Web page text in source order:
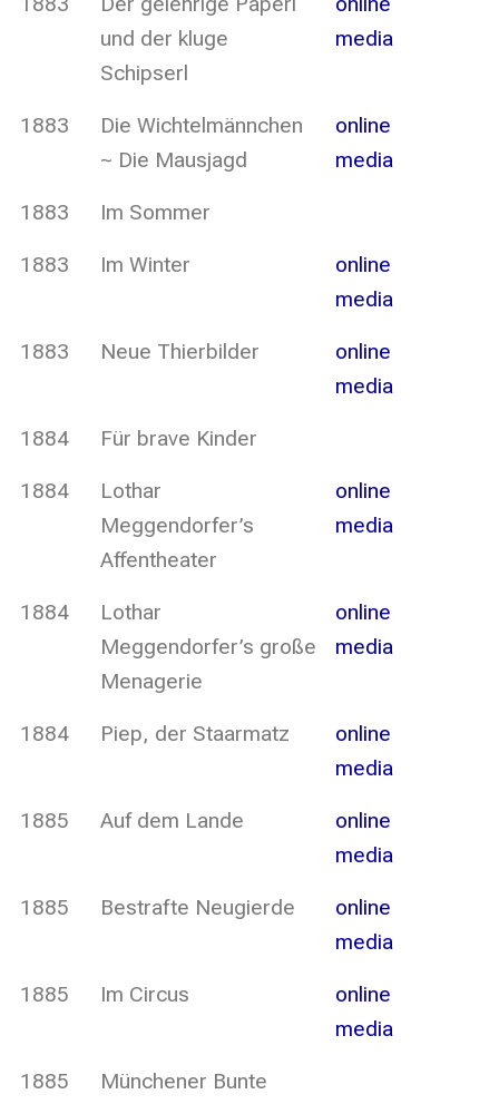
und der kluge
Schipserl
media
1883
Die Wichtelmännchen
~ Die Mausjagd
online
media
1883 Im Sommer
1883 Im Winter
online
media
1883 Neue Thierbilder
online
media
1884 Für brave Kinder
1884
Lothar
Meggendorfer’s
Affentheater
online
media
1884
Lothar
Meggendorfer’s große
Menagerie
online
media
1884 Piep, der Staarmatz
online
media
1885 Auf dem Lande
online
media
1885 Bestrafte Neugierde
online
media
1885 Im Circus
online
media
1885
Münchener Bunte